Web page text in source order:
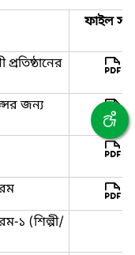
ফাইল
জন্য
১ (শিল্পী/